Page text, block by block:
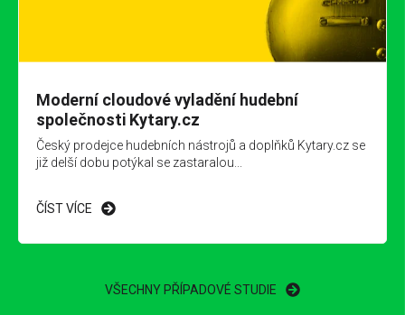
Moderní cloudové vyladění hudební
společnosti Kytary.cz
Český prodejce hudebních nástrojů a doplňků Kytary.cz se
již delší dobu potýkal se zastaralou...
ČÍST VÍCE
VŠECHNY PŘÍPADOVÉ STUDIE